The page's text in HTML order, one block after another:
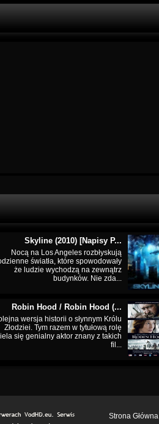
Skyline (2010) [Napisy P...
Nocą na Los Angeles rozbłyskują
światła, które spowodowały
że ludzie wychodzą na zewnątrz
budynków. Nie zda...
Robin Hood / Robin Hood (...
wersja historii o słynnym Królu
Złodziei. Tym razem w tytułową rolę
się genialny aktor znany z takich
fil...
Strona Główna